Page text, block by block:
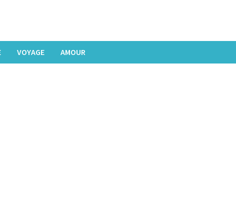
VOYAGE AMOUR